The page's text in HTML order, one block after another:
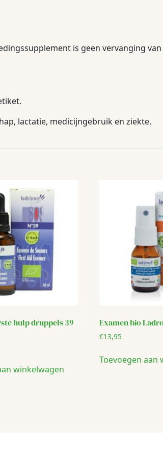
is geen vervanging
lactatie, medicijngebruik en ziekte.
hulp druppels 39
winkelwagen
Examen bio
€13,95
Toevoegen aan